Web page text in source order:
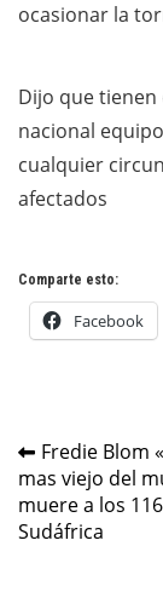
ocasionar la
Dijo que
nacional
cualquier
afectados
Comparte esto:
Facebook
de
entradas
Fredie Blom
mas viejo del
muere a los
Sudáfrica